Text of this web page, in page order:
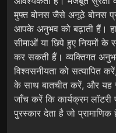
मुफ्त बोनस जैसे अनूठे बोनस
आपके अनुभव को बढ़ाती हैं।
सीमाओं या छिपे हुए नियमों के
कर सकती हैं। व्यक्तिगत
विश्वसनीयता को सत्यापित
के साथ बातचीत करें, और यह
जाँच करें कि कार्यक्रम
पुरस्कार देता है जो प्रामाणिक